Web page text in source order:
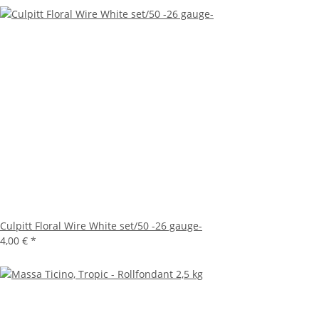
Culpitt Floral Wire White set/50 -26 gauge-
4,00 € *